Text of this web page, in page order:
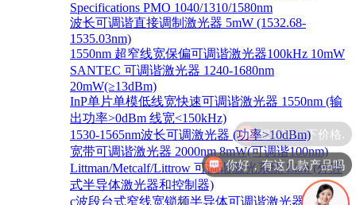
Specifications PMO 1040/1310/1580nm
波长可调谐直接调制激光器 5mW (1532.68-
1535.03nm)
1550nm 超窄线宽保偏可调谐激光器100kHz 10mW
SANTEC 可调谐激光器 1240-1680nm
20mW(≥13dBm)
InP单片单模低线宽快速可调谐激光器 1550nm (输
出功率>0dBm 线宽<150kHz)
1530-1565nm波长可调激光器 (功率>10dBm)
宽带可调谐激光器 2000nm 8mW(可调谐100nm)
Littman/Metcalf/Littrow 可调谐激光系统 Lion (外腔
式半导体激光器和控制器)
c波段台式窄线宽锁频半导体可调谐激光器 1528-
你好，有这几款产品吗